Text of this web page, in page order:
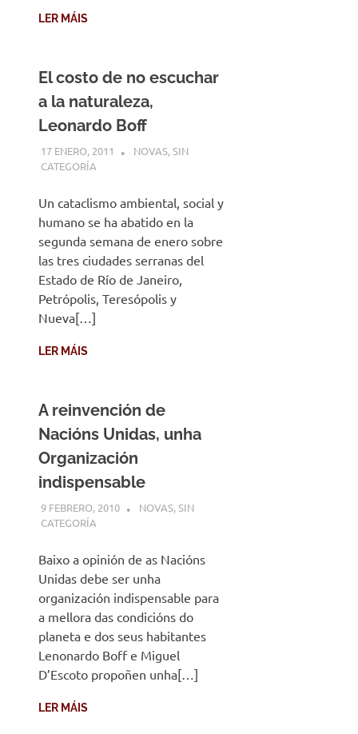
LER MÁIS
El costo de no escuchar
a la naturaleza,
Leonardo Boff
17 ENERO, 2011 DESARROLLO
NOVAS,SIN
CATEGORÍA
Un cataclismo ambiental, social y
humano se ha abatido en la
segunda semana de enero sobre
las tres ciudades serranas del
Estado de Río de Janeiro,
Petrópolis, Teresópolis y
Nueva[…]
LER MÁIS
A reinvención de
Nacións Unidas, unha
Organización
indispensable
9 FEBRERO, 2010 DESARROLLO
NOVAS,SIN
CATEGORÍA
Baixo a opinión de as Nacións
Unidas debe ser unha
organización indispensable para
a mellora das condicións do
planeta e dos seus habitantes
Lenonardo Boff e Miguel
D’Escoto propoñen unha[…]
LER MÁIS